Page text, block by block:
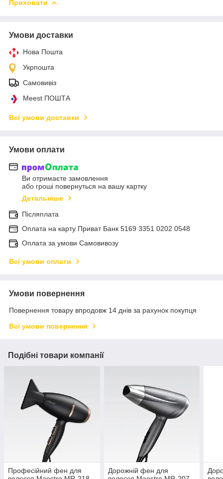
Приховати
Умови доставки
Нова Пошта
Укрпошта
Самовивіз
Meest ПОШТА
Всі умови доставки
Умови оплати
Ви отримаєте замовлення
або гроші повернуться на вашу картку
Детальніше
Післяплата
Оплата на карту Приват Банк 5169 3351 0202 0548
Оплата за умови Самовивозу
Всі умови оплати
Умови повернення
Повернення товару впродовж 14 днів за рахунок покупця
Всі умови повернення
Подібні товари компанії
Професійний фен для
Дорожній фен для